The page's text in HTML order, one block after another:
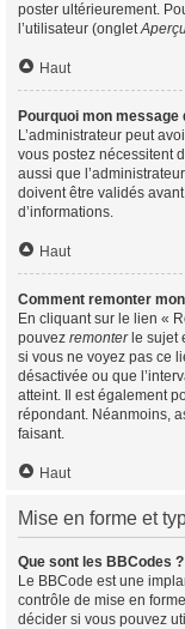
poster ultérieurement.
l’utilisateur (onglet
Haut
Pourquoi mon message
L’administrateur peut
vous postez nécessitent
aussi que
doivent être validés
d’informations.
Haut
Comment remonter
En cliquant sur le lien «
pouvez remonterle sujet
si vous ne voyez pas ce
désactivée ou que
atteint. Il est également
répondant. Néanmoins,
faisant.
Haut
Mise en forme et
Que sont les BBCodes ?
Le BBCode est une
contrôle de mise en
décider si vous pouvez